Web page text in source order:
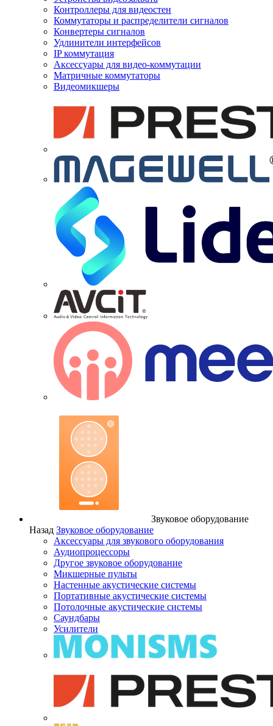
Контроллеры для видеостен
Коммутаторы и распределители сигналов
Конвертеры сигналов
Удлинители интерфейсов
IP коммутация
Аксессуары для видео-коммутации
Матричные коммутаторы
Видеомикшеры
Звуковое оборудование
Назад Звуковое оборудование
Аксессуары для звукового оборудования
Аудиопроцессоры
Другое звуковое оборудование
Микшерные пульты
Настенные акустические системы
Портативные акустические системы
Потолочные акустические системы
Саундбары
Усилители